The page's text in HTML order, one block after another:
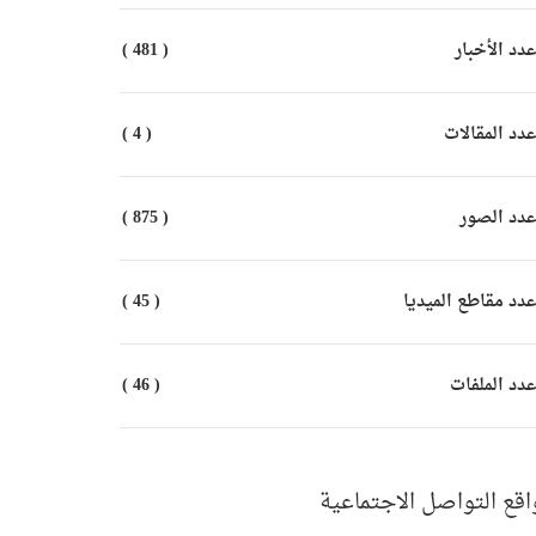
عدد الأخبار ( 481 )
عدد المقالات ( 4 )
عدد الصور ( 875 )
عدد مقاطع الميديا ( 45 )
عدد الملفات ( 46 )
التواصل الاجتماعية